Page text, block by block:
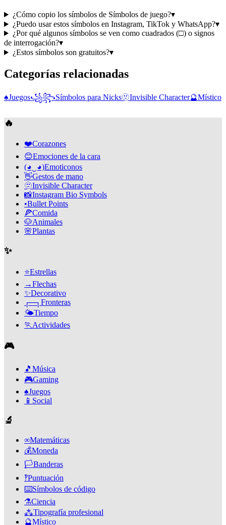
¿Cómo copio los símbolos de Símbolos de juego?▾
¿Puedo usar estos símbolos en Instagram, TikTok y WhatsApp?▾
¿Por qué algunos símbolos se ven como cuadrados (□) o signos
de interrogación?▾
¿Estos símbolos son gratuitos?▾
Categorías relacionadas
♠️Juegos꧁꧂Símbolos para Nicks🫥Invisible Character🔮Místico
🔥
❤️Corazones
😊Emociones de la cara
(◕‿◕)Emoticonos
👋Gestos de mano
🫥Invisible Character
📸Instagram Bio Symbols
•Bullet Points
🍕Comida
🐶Animales
🌸Plantas
✨
⭐Estrellas
→Flechas
✨Decorativo
┌─┐ Fronteras
🌤️Tiempo
🏃 Actividades
🎮
🎵 Música
🎮Gaming
♠️Juegos
📱 Social
🔬
∞Matemáticas
💰Moneda
🏳️Banderas
‽Puntuación
⌨️Símbolos de código
⚗️Ciencia
⁂Tipografía profesional
🔮Místico